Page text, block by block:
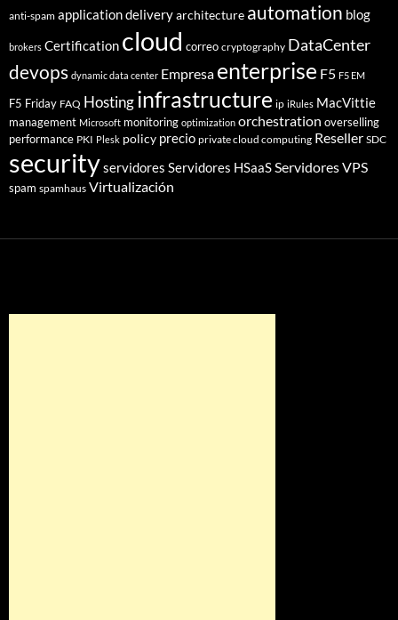
anti-spam application deliveryarchitecture automation blog
brokers Certification cloud correo cryptography DataCenter
devops dynamic data center Empresa enterprise F5 F5 EM
F5 Friday FAQ Hostinginfrastructure ip iRules MacVittie
management Microsoft monitoring optimization orchestration overselling
performance PKI Plesk policy precio private cloud computing Reseller SDC
securityservidores Servidores HSaaSServidores VPS
spam spamhaus Virtualización